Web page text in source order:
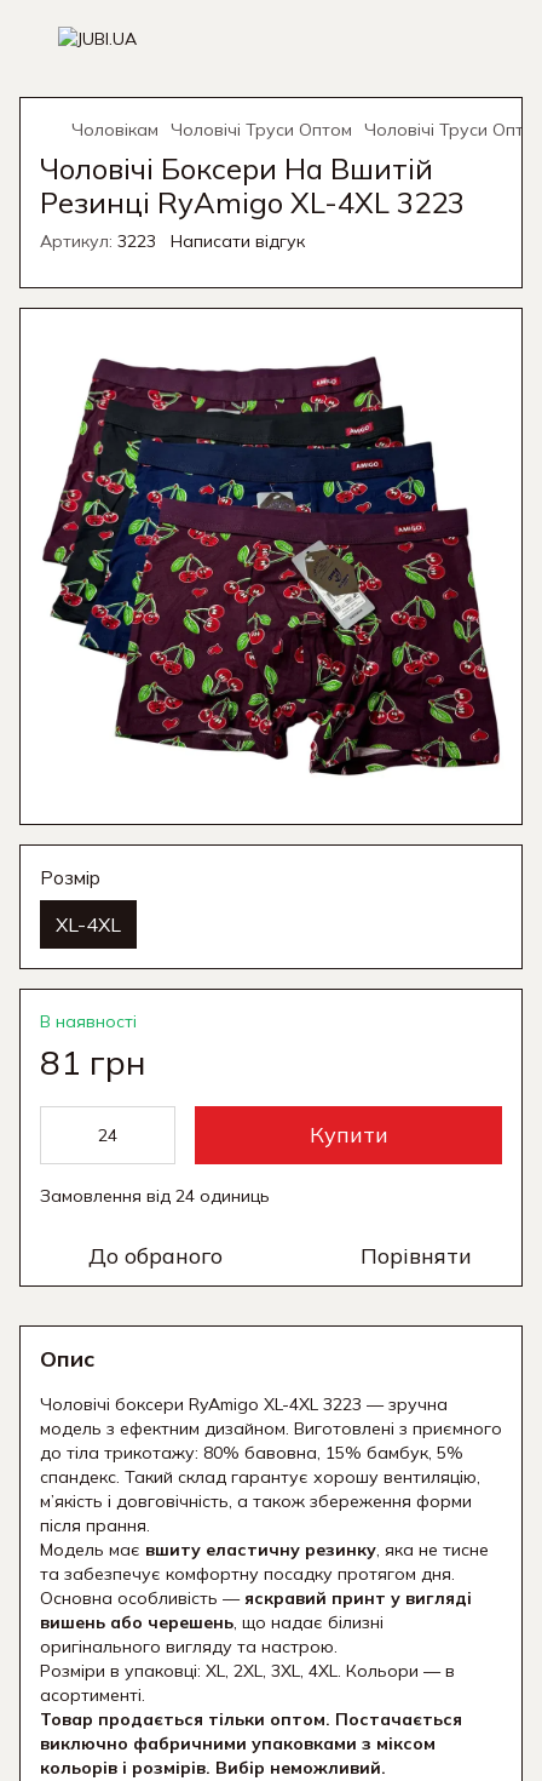
Чоловікам Чоловічі Труси Оптом Чоловічі Труси
Чоловічі Боксери На Вшитій
Резинці RyAmigo XL-4XL 3223
Артикул: 3223 Написати відгук
Розмір
XL-4XL
В наявності
81 грн
Купити
Замовлення від 24 одиниць
До обраного Порівняти
Опис
Чоловічі боксери RyAmigo XL-4XL 3223 — зручна
модель з ефектним дизайном. Виготовлені з приємного
до тіла трикотажу: 80% бавовна, 15% бамбук, 5%
спандекс. Такий склад гарантує хорошу вентиляцію,
м’якість і довговічність, а також збереження форми
після прання.
Модель має вшиту еластичну резинку, яка не тисне
та забезпечує комфортну посадку протягом дня.
Основна особливість —яскравий принт у вигляді
вишень або черешень, що надає білизні
оригінального вигляду та настрою.
Розміри в упаковці: XL, 2XL, 3XL, 4XL. Кольори — в
асортименті.
Товар продається тільки оптом. Постачається
виключно фабричними упаковками з міксом
кольорів і розмірів. Вибір неможливий.